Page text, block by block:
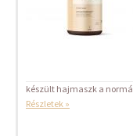
készült hajmaszk a
Részletek »